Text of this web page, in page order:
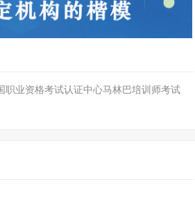
职业资格考试认证中心马林巴培训师考试